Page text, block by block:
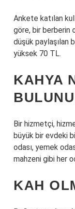
Ankete katılan
göre, bir berberin
düşük paylaşılan
yüksek 70 TL.
KAHYA
Bir hizmetçi,
büyük bir evdeki
odası, yemek
mahzeni gibi her
KAH